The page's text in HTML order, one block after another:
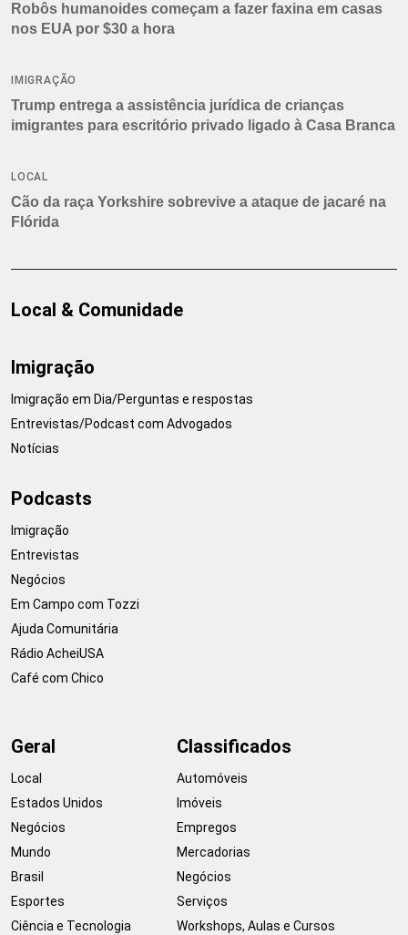
Robôs humanoides começam a fazer faxina em casas
nos EUA por $30 a hora
IMIGRAÇÃO
Trump entrega a assistência jurídica de crianças
imigrantes para escritório privado ligado à Casa Branca
LOCAL
Cão da raça Yorkshire sobrevive a ataque de jacaré na
Flórida
Local & Comunidade
Imigração
Imigração em Dia/Perguntas e respostas
Entrevistas/Podcast com Advogados
Notícias
Podcasts
Imigração
Entrevistas
Negócios
Em Campo com Tozzi
Ajuda Comunitária
Rádio AcheiUSA
Café com Chico
Geral
Local
Estados Unidos
Negócios
Mundo
Brasil
Esportes
Ciência e Tecnologia
Classificados
Automóveis
Imóveis
Empregos
Mercadorias
Negócios
Serviços
Workshops, Aulas e Cursos